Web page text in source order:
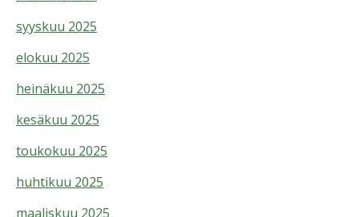
syyskuu 2025
elokuu 2025
heinäkuu 2025
kesäkuu 2025
toukokuu 2025
huhtikuu 2025
maaliskuu 2025